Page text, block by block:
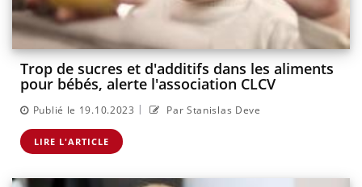
Trop de sucres et d'additifs dans les aliments
pour bébés, alerte l'association CLCV
Publié le 19.10.2023 | Par Stanislas Deve
LIRE L'ARTICLE